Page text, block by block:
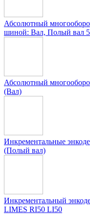
Абсолютный
шиной: Вал, Полый вал
Абсолютный
(Вал)
Инкрементальные
(Полый вал)
Инкрементальный
LIMES RI50 LI50